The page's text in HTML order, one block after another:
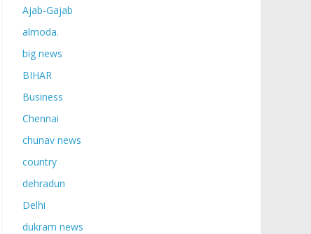
Ajab-Gajab
almoda.
big news
BIHAR
Business
Chennai
chunav news
country
dehradun
Delhi
dukram news